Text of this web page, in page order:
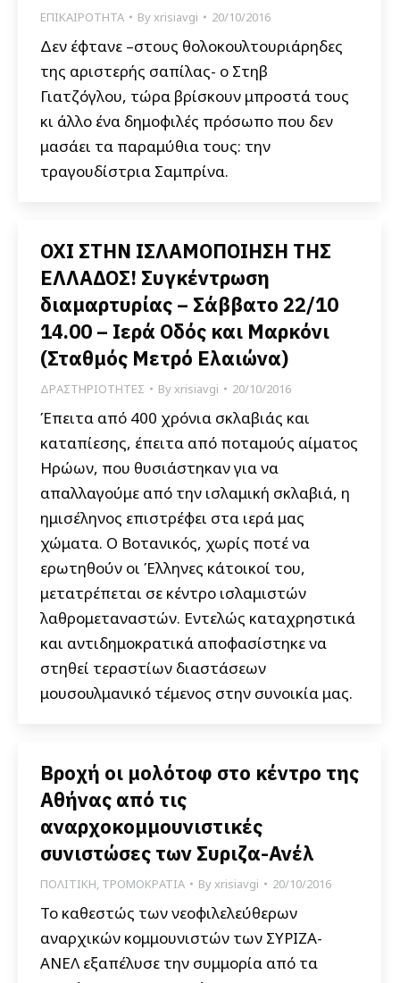
ΕΠΙΚΑΙΡΟΤΗΤΑ Byxrisiavgi 20/10/2016
Δεν έφτανε –στους θολοκουλτουριάρηδες
της αριστερής σαπίλας- ο Στηβ
Γιατζόγλου, τώρα βρίσκουν μπροστά τους
κι άλλο ένα δημοφιλές πρόσωπο που δεν
μασάει τα παραμύθια τους: την
τραγουδίστρια Σαμπρίνα.
ΟΧΙ ΣΤΗΝ ΙΣΛΑΜΟΠΟΙΗΣΗ ΤΗΣ
ΕΛΛΑΔΟΣ! Συγκέντρωση
διαμαρτυρίας – Σάββατο 22/10
14.00 – Ιερά Οδός και Μαρκόνι
(Σταθμός Μετρό Ελαιώνα)
ΔΡΑΣΤΗΡΙΟΤΗΤΕΣ Byxrisiavgi 20/10/2016
Έπειτα από 400 χρόνια σκλαβιάς και
καταπίεσης, έπειτα από ποταμούς αίματος
Ηρώων, που θυσιάστηκαν για να
απαλλαγούμε από την ισλαμική σκλαβιά, η
ημισέληνος επιστρέφει στα ιερά μας
χώματα. Ο Βοτανικός, χωρίς ποτέ να
ερωτηθούν οι Έλληνες κάτοικοί του,
μετατρέπεται σε κέντρο ισλαμιστών
λαθρομεταναστών. Εντελώς καταχρηστικά
και αντιδημοκρατικά αποφασίστηκε να
στηθεί τεραστίων διαστάσεων
μουσουλμανικό τέμενος στην συνοικία μας.
Βροχή οι μολότοφ στο κέντρο της
Αθήνας από τις
αναρχοκομμουνιστικές
συνιστώσες των Συριζα-Ανέλ
ΠΟΛΙΤΙΚΗ, ΤΡΟΜΟΚΡΑΤΙΑ Byxrisiavgi 20/10/2016
Το καθεστώς των νεοφιλελεύθερων
αναρχικών κομμουνιστών των ΣΥΡΙΖΑ-
ΑΝΕΛ εξαπέλυσε την συμμορία από τα